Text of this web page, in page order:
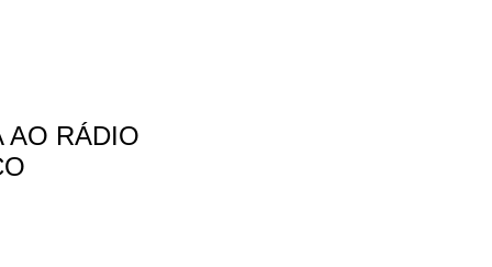
AO RÁDIO